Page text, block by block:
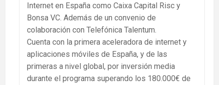
Internet en España como Caixa Capital Risc y
Bonsa VC. Además de un convenio de
colaboración con Telefónica Talentum.
Cuenta con la primera aceleradora de internet y
aplicaciones móviles de España, y de las
primeras a nivel global, por inversión media
durante el programa superando los 180.000€ de